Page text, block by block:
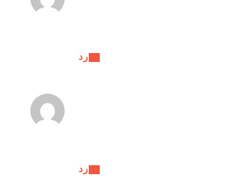
رد
رد